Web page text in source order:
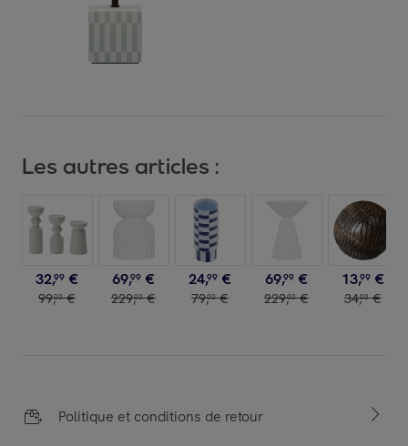
Les autres articles :
32,99 €
99,00 €
69,99 €
229,00 €
24,99 €
79,00 €
69,99 €
229,00 €
13,99 €
34,00 €
Politique et conditions de retour